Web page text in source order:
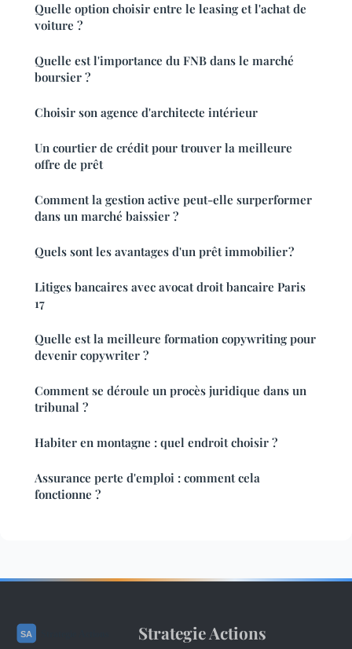
Quelle option choisir entre le leasing et l'achat de
voiture ?
Quelle est l'importance du FNB dans le marché
boursier ?
Choisir son agence d'architecte intérieur
Un courtier de crédit pour trouver la meilleure
offre de prêt
Comment la gestion active peut-elle surperformer
dans un marché baissier ?
Quels sont les avantages d'un prêt immobilier ?
Litiges bancaires avec avocat droit bancaire Paris
17
Quelle est la meilleure formation copywriting pour
devenir copywriter ?
Comment se déroule un procès juridique dans un
tribunal ?
Habiter en montagne : quel endroit choisir ?
Assurance perte d'emploi : comment cela
fonctionne ?
Strategie Actions